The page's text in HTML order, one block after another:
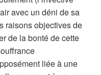
avec un déni de sa
raisons objectives de
de la bonté de cette
liée à une